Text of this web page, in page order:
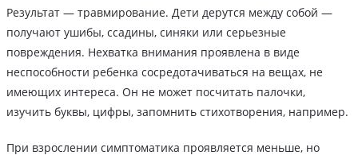
Результат — травмирование. Дети дерутся между собой —
получают ушибы, ссадины, синяки или серьезные
повреждения. Нехватка внимания проявлена в виде
неспособности ребенка сосредотачиваться на вещах, не
имеющих интереса. Он не может посчитать палочки,
изучить буквы, цифры, запомнить стихотворения, например.
При взрослении симптоматика проявляется меньше, но